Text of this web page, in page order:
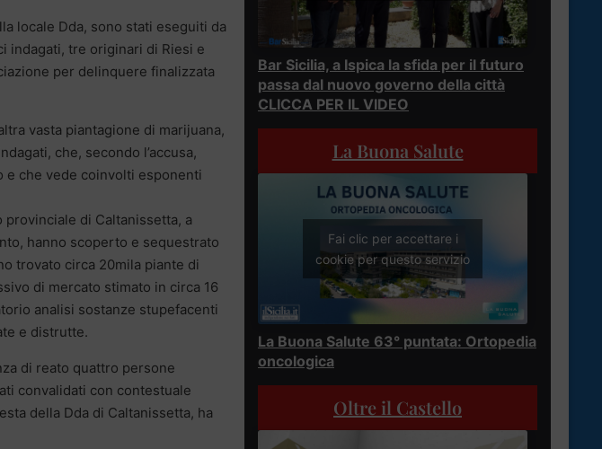
locale Dda, sono stati eseguiti da
indagati, tre originari di Riesi e
per delinquere finalizzata
vasta piantagione di marijuana,
che, secondo l’accusa,
e che vede coinvolti esponenti
di Caltanissetta, a
hanno scoperto e sequestrato
trovato circa 20mila piante di
di mercato stimato in circa 16
analisi sostanze stupefacenti
e distrutte.
di reato quattro persone
convalidati con contestuale
della Dda di Caltanissetta, ha
Bar Sicilia, a Ispica la sfida per il futuro
passa dal nuovo governo della città
CLICCA PER IL VIDEO
La Buona Salute
Fai clic per accettare i
cookie per questo servizio
La Buona Salute 63° puntata: Ortopedia
oncologica
Oltre il Castello